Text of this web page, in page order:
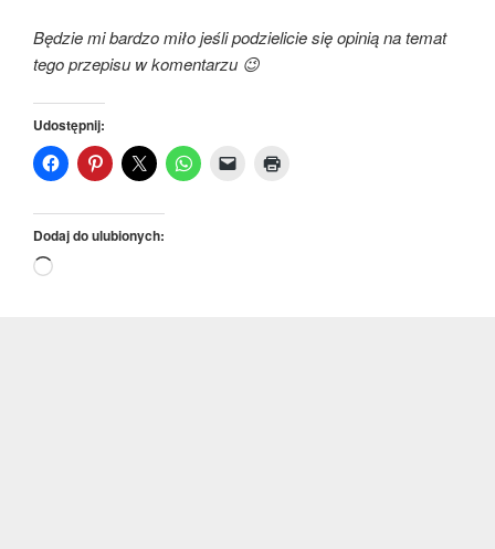
Będzie mi bardzo miło jeśli podzielicie się opinią na temat
tego przepisu w komentarzu 😉
Udostępnij:
Dodaj do ulubionych:
Wczytywanie…